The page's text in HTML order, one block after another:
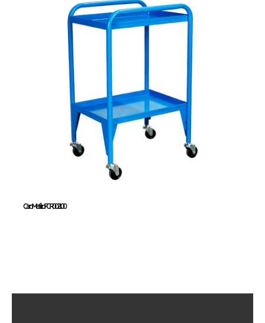
Carro Metálico
FCR002100
Carro Metálico FCR002100